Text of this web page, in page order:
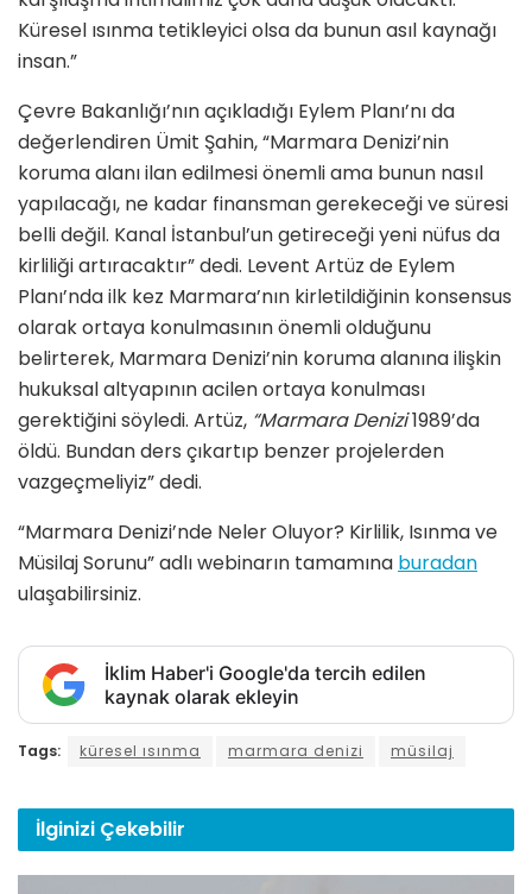
Küresel ısınma tetikleyici olsa da bunun asıl kaynağı
insan.”
Çevre Bakanlığı’nın açıkladığı Eylem Planı’nı da
değerlendiren Ümit Şahin, “Marmara Denizi’nin
koruma alanı ilan edilmesi önemli ama bunun nasıl
yapılacağı, ne kadar finansman gerekeceği ve süresi
belli değil. Kanal İstanbul’un getireceği yeni nüfus da
kirliliği artıracaktır” dedi. Levent Artüz de Eylem
Planı’nda ilk kez Marmara’nın kirletildiğinin konsensus
olarak ortaya konulmasının önemli olduğunu
belirterek, Marmara Denizi’nin koruma alanına ilişkin
hukuksal altyapının acilen ortaya konulması
gerektiğini söyledi. Artüz, “Marmara Denizi1989’da
öldü. Bundan ders çıkartıp benzer projelerden
vazgeçmeliyiz” dedi.
“Marmara Denizi’nde Neler Oluyor? Kirlilik, Isınma ve
Müsilaj Sorunu” adlı webinarın tamamına buradan
ulaşabilirsiniz.
İklim Haber'i Google'da tercih edilen
kaynak olarak ekleyin
Tags: küresel ısınma marmara denizi müsilaj
İlginizi Çekebilir